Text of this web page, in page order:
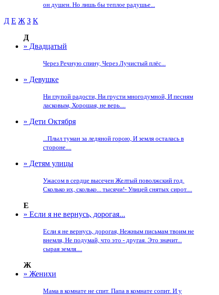
он душен. Но лишь бы теплое радушье...
Д Е Ж З К
Д
» Двадцатый
Через Речную спину, Через Лучистый плёс...
» Девушке
Ни глупой радости, Ни грусти многодумной, И песням
ласковым, Хорошая, не верь....
» Дети Октября
...Плыл туман за ледяной горою, И земля осталась в
стороне....
» Детям улицы
Ужасом в сердце высечен Желтый поволжский год.
Сколько их, сколько... тысячи!- Улицей снятых сирот....
Е
» Если я не вернусь, дорогая...
Если я не вернусь, дорогая, Нежным письмам твоим не
внемля, Не подумай, что это - другая. Это значит...
сырая земля....
Ж
» Женихи
Мама в комнате не спит. Папа в комнате сопит. И у